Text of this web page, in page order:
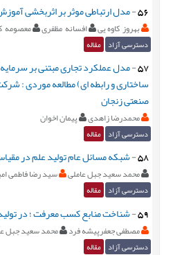
56
-مدل ارتباطی موثر بر اثربخشی
بهروز کاوه یی افسانه مظفری معصومه
دسترسی آزاد مقاله
57
-مدل عملکرد تجاری مبتنی بر
ساختاری و رابطه ای) مطالعه موردی :
صنعتی زنجان
محمدرضا زاهدی پیمان اخوان
دسترسی آزاد مقاله
58
-شبکه مسائل عام تولید علم در
محمد سعید جبل عاملی سید رضا فاطمی
دسترسی آزاد مقاله
59
-شناخت منابع کسب معرفت ؛ در
مصطفی جعفرپیشه فرد محمد سعید جبل
دسترسی آزاد مقاله